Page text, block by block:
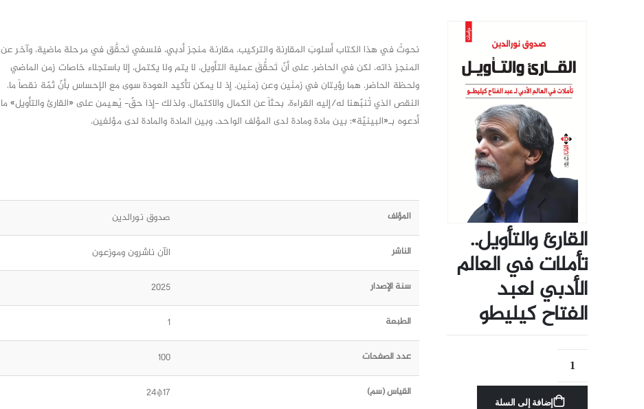
القارئ والتأويل..
تأملات في العالم
الأدبي لعبد
الفتاح كيليطو
إضافة إلى السلة
نحوتُ في هذا الكتاب أسلوبَ المقارنة والتركيب. مقارنة منجز أدبي، فلسفي تَحقَّق في مرحلة ماضية، وآخر عن
المنجز ذاته، لكن في الحاضر. على أنّ تَحقُّقَ عملية التأويل، لا يتم ولا يكتمل، إلا باستجلاء خاصات زمن الماضي
ولحظة الحاضر. هما رؤيتان في زمنَين وعن زمنَين. إذ لا يمكن تأكيد العودة سوى مع الإحساس بأنّ ثمّة نقصاً ما.
النقص الذي تُنبّهنا له/إليه القراءة، بحثاً عن الكمال والاكتمال. ولذلك -إذا حقّ- يُهيمن على «القارئ والتأويل» ما
أدعوه بـ«البينيّة»: بين مادة ومادة لدى المؤلف الواحد، وبين المادة والمادة لدى مؤلفين.
المؤلف صدوق نورالدين
الناشر الآن ناشرون وموزعون
سنة الإصدار 2025
الطبعة 1
عدد الصفحات 100
القياس (سم) 17*24